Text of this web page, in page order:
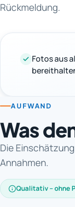
Rückmeldung.
Fotos aus
AUFWAND
Was
Die
Annahmen.
Qualitativ – ohne